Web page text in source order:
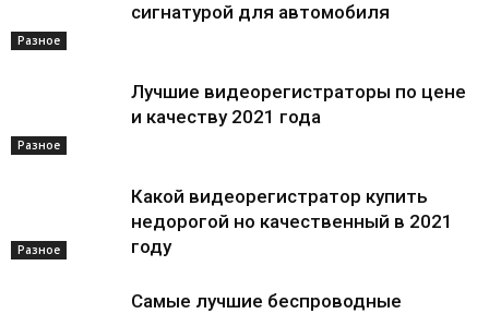
Разное
сигнатурой для автомобиля
Разное
Лучшие видеорегистраторы по цене
и качеству 2021 года
Разное
Какой видеорегистратор купить
недорогой но качественный в 2021
году
Самые лучшие беспроводные